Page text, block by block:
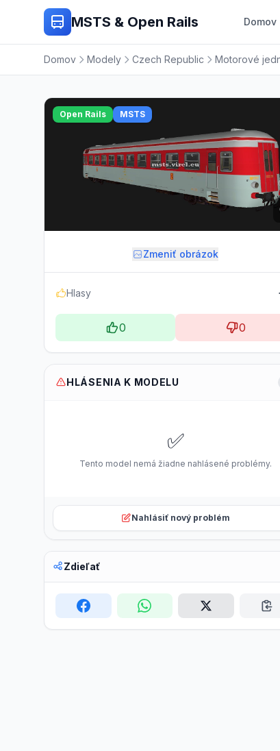
MSTS & Open Rails Domov
Domov Modely Czech Republic Motorové
Open Rails MSTS
Zmeniť obrázok
Hlasy
0 0
HLÁSENIA K MODELU
✅
Tento model nemá žiadne nahlásené problémy.
Nahlásiť nový problém
Zdieľať